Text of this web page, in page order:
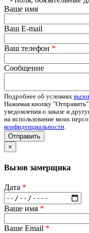
Ваше имя
Ваш E-mail
Ваш телефон *
Сообщение
Подробнее об условиях
Нажимая кнопку
уведомления о заказе и
на использование моих
конфиденциальности.
Отправить
×
Вызов замерщика
Дата *
Ваше имя *
Ваше Email *